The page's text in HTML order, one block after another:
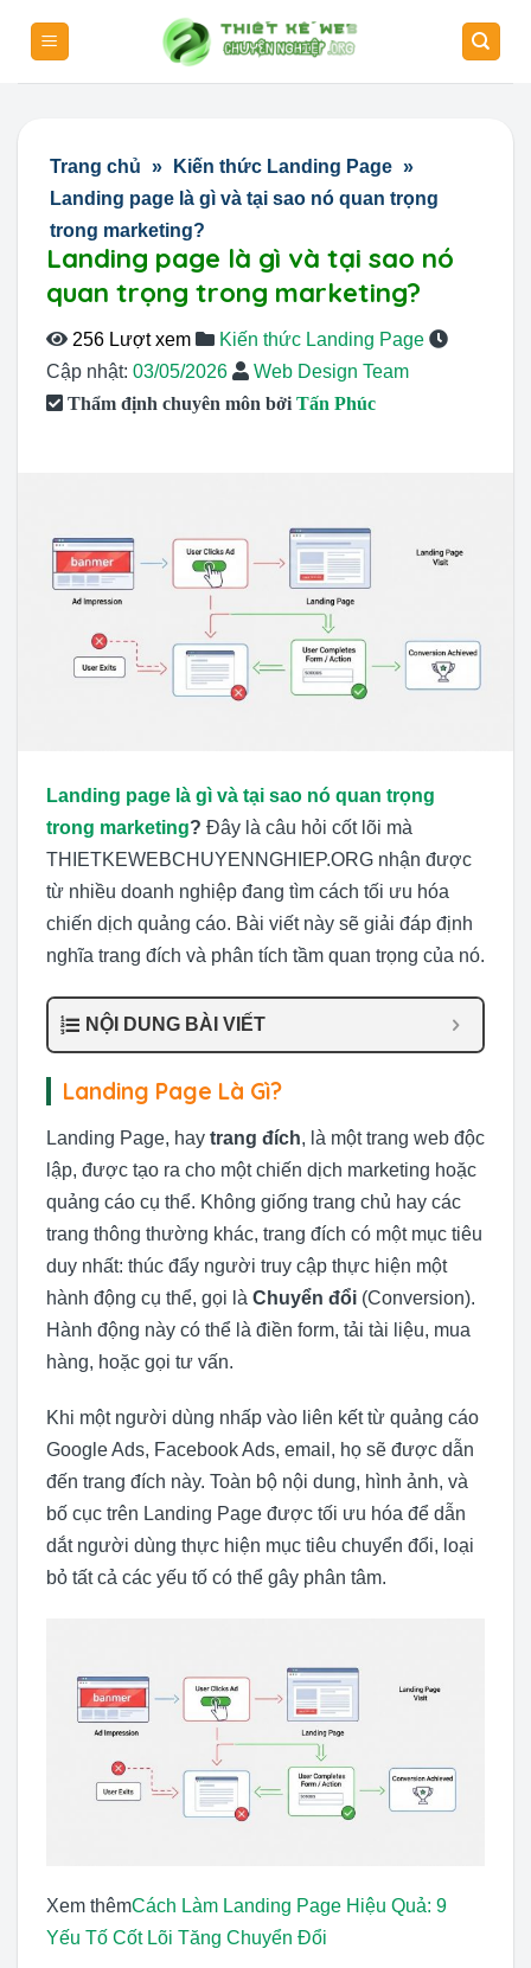
content
Trang chủ » Kiến thức Landing Page »
Landing page là gì và tại sao nó quan trọng
trong marketing?
Landing page là gì và tại sao nó
quan trọng trong marketing?
256 Lượt xem
Kiến thức Landing Page
Cập nhật: 03/05/2026 Web Design Team
Thẩm định chuyên môn bởi Tấn Phúc
Landing page là gì và tại sao nó quan trọng
trong marketing? Đây là câu hỏi cốt lõi mà
THIETKEWEBCHUYENNGHIEP.ORG nhận được
từ nhiều doanh nghiệp đang tìm cách tối ưu hóa
chiến dịch quảng cáo. Bài viết này sẽ giải đáp định
nghĩa trang đích và phân tích tầm quan trọng của nó.
NỘI DUNG BÀI VIẾT
Landing Page Là Gì?
Landing Page, hay trang đích, là một trang web độc
lập, được tạo ra cho một chiến dịch marketing hoặc
quảng cáo cụ thể. Không giống trang chủ hay các
trang thông thường khác, trang đích có một mục tiêu
duy nhất: thúc đẩy người truy cập thực hiện một
hành động cụ thể, gọi là Chuyển đổi (Conversion).
Hành động này có thể là điền form, tải tài liệu, mua
hàng, hoặc gọi tư vấn.
Khi một người dùng nhấp vào liên kết từ quảng cáo
Google Ads, Facebook Ads, email, họ sẽ được dẫn
đến trang đích này. Toàn bộ nội dung, hình ảnh, và
bố cục trên Landing Page được tối ưu hóa để dẫn
dắt người dùng thực hiện mục tiêu chuyển đổi, loại
bỏ tất cả các yếu tố có thể gây phân tâm.
Xem thêmCách Làm Landing Page Hiệu Quả: 9
Yếu Tố Cốt Lõi Tăng Chuyển Đổi